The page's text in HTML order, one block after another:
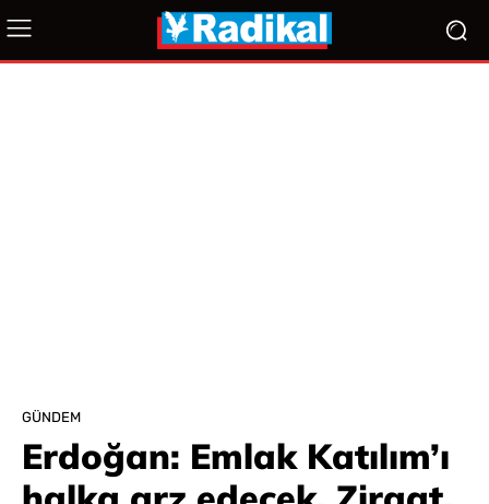
GÜNDEM
Erdoğan: Emlak Katılım’ı